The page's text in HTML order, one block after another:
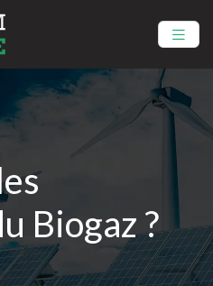
Biogaz ?